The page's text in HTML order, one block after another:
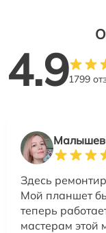
4.91799
Здесь
Мой планшет
теперь
мастерам этой